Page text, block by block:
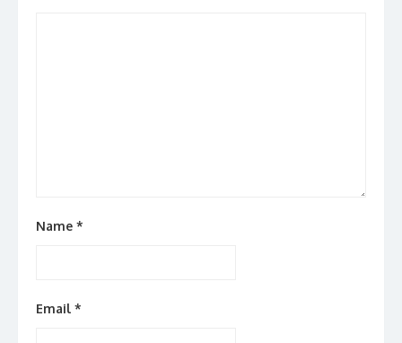
Name *
Email *